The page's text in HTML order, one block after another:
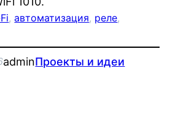
, автоматизация, реле
adminПроекты и идеи